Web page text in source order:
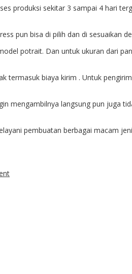
produksi sekitar 3 sampai 4 hari
pun bisa di pilih dan di sesuaikan
potrait. Dan untuk ukuran dari
termasuk biaya kirim . Untuk
mengambilnya langsung pun juga
pembuatan berbagai macam